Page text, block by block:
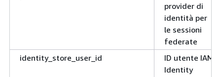
provider di
identità per
le sessioni
federate
identity_store_user_id
ID utente IAM
Identity